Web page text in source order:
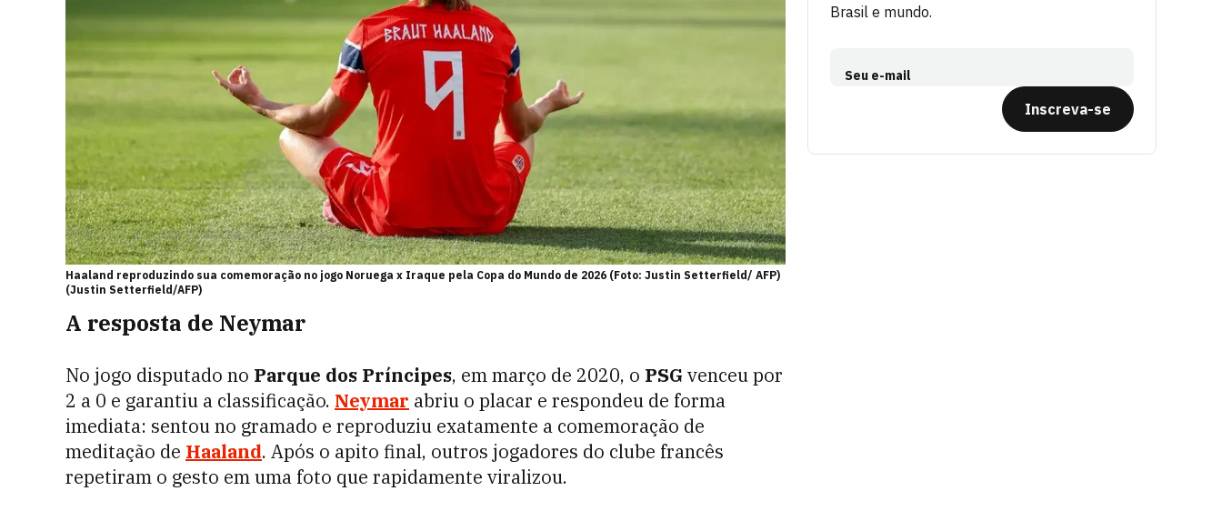
Haaland reproduzindo sua comemoração no jogo Noruega x Iraque pela Copa do Mundo de 2026 (Foto: Justin Setterfield/ AFP)
(Justin Setterfield/AFP)
A resposta de Neymar
No jogo disputado no Parque dos Príncipes, em março de 2020, o PSG venceu por
2 a 0 e garantiu a classificação. Neymar abriu o placar e respondeu de forma
imediata: sentou no gramado e reproduziu exatamente a comemoração de
meditação de Haaland. Após o apito final, outros jogadores do clube francês
repetiram o gesto em uma foto que rapidamente viralizou.
Brasil e mundo.
Seu e-mail
Inscreva-se